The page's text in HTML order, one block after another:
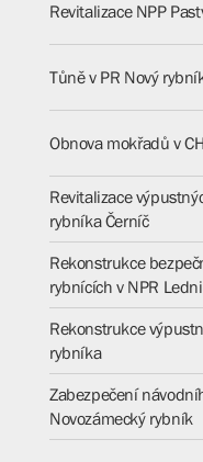
Revitalizace NPP
Tůně v PR Nový
Obnova mokřadů v
Revitalizace
rybníka Černíč
Rekonstrukce
rybnících v NPR
Rekonstrukce
rybníka
Zabezpečení
Novozámecký rybník